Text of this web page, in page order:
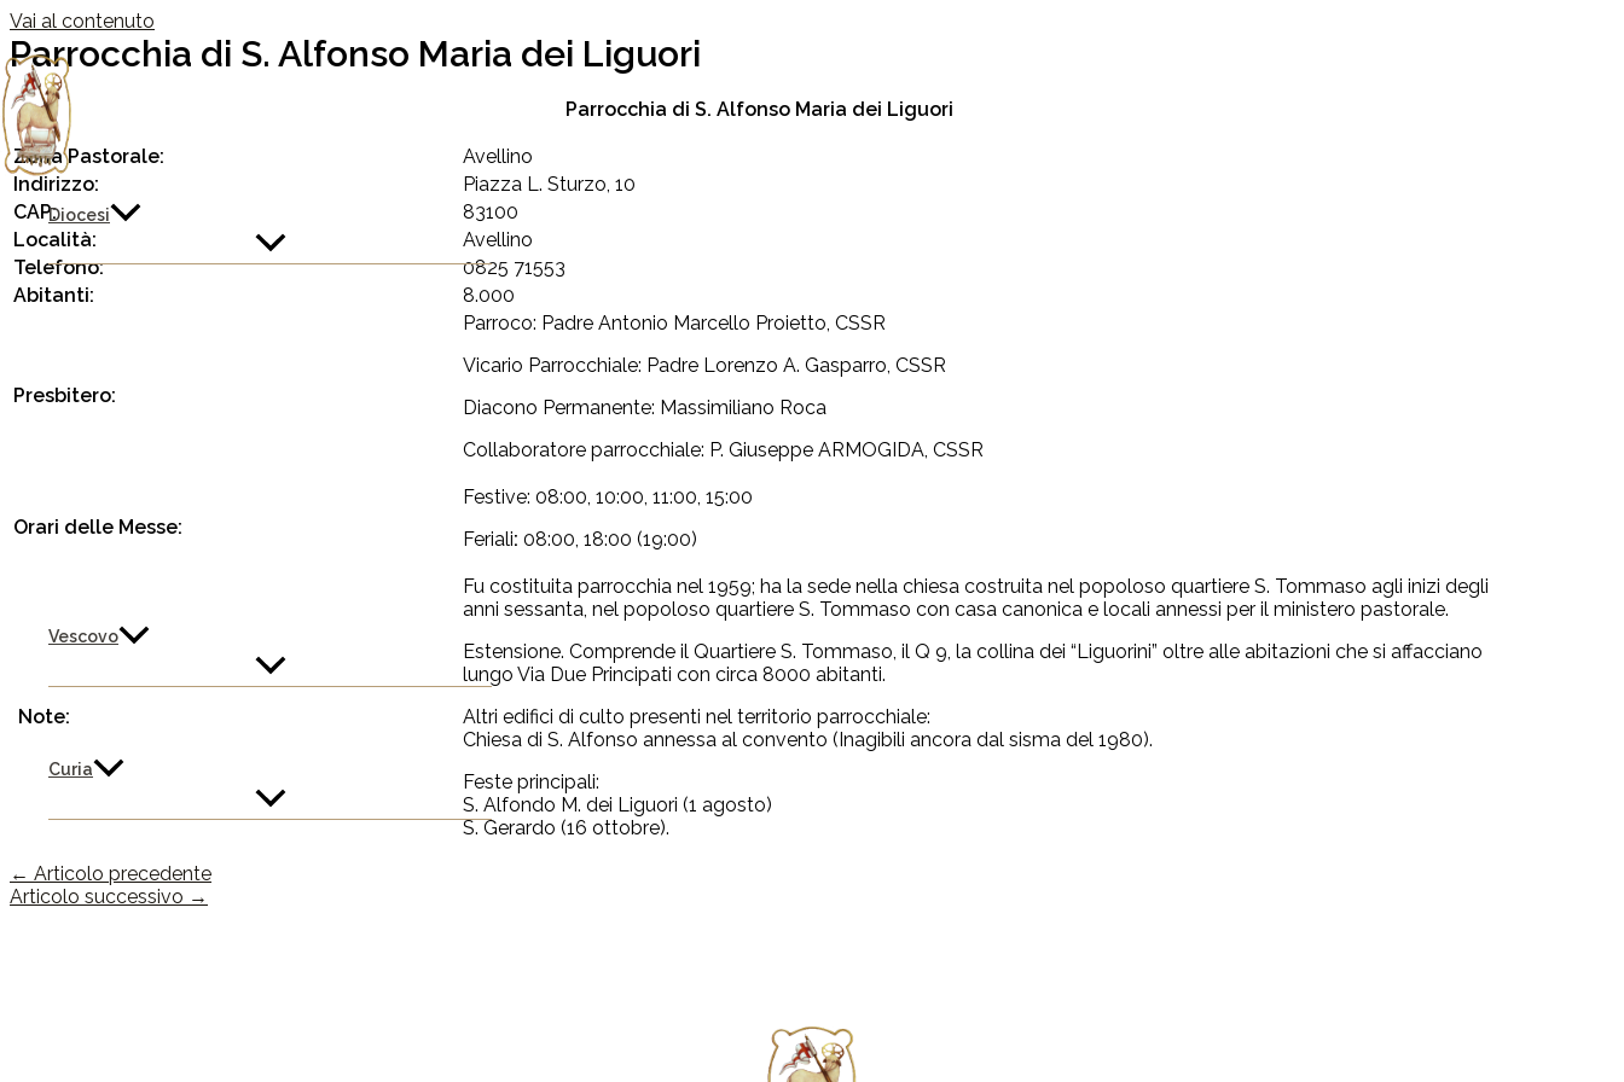
Vai al contenuto
Diocesi
Vescovo
Curia
Parrocchia di S. Alfonso Maria dei Liguori
Parrocchia di S. Alfonso Maria dei Liguori
Zona Pastorale:
Avellino
Indirizzo:
Piazza L. Sturzo, 10
CAP:
83100
Località:
Avellino
Telefono:
0825 71553
Abitanti:
8.000
Presbitero:
Parroco: Padre Antonio Marcello Proietto, CSSR
Vicario Parrocchiale: Padre Lorenzo A. Gasparro, CSSR
Diacono Permanente: Massimiliano Roca
Collaboratore parrocchiale: P. Giuseppe ARMOGIDA, CSSR
Orari delle Messe:
Festive: 08:00, 10:00, 11:00, 15:00
Feriali: 08:00, 18:00 (19:00)
Note:
Fu costituita parrocchia nel 1959; ha la sede nella chiesa costruita nel popoloso quartiere S. Tommaso agli inizi degli
anni sessanta, nel popoloso quartiere S. Tommaso con casa canonica e locali annessi per il ministero pastorale.
Estensione. Comprende il Quartiere S. Tommaso, il Q 9, la collina dei “Liguorini” oltre alle abitazioni che si affacciano
lungo Via Due Principati con circa 8000 abitanti.
Altri edifici di culto presenti nel territorio parrocchiale:
Chiesa di S. Alfonso annessa al convento (Inagibili ancora dal sisma del 1980).
Feste principali:
S. Alfondo M. dei Liguori (1 agosto)
S. Gerardo (16 ottobre).
← Articolo precedente
Articolo successivo →